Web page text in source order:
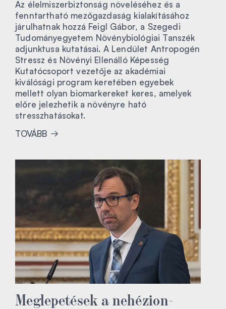
Az élelmiszerbiztonság növeléséhez és a
fenntartható mezőgazdaság kialakításához
járulhatnak hozzá Feigl Gábor, a Szegedi
Tudományegyetem Növénybiológiai Tanszék
adjunktusa kutatásai. A Lendület Antropogén
Stressz és Növényi Ellenálló Képesség
Kutatócsoport vezetője az akadémiai
kiválósági program keretében egyebek
mellett olyan biomarkereket keres, amelyek
előre jelezhetik a növényre ható
stresszhatásokat.
TOVÁBB
Meglepetések a nehézion-